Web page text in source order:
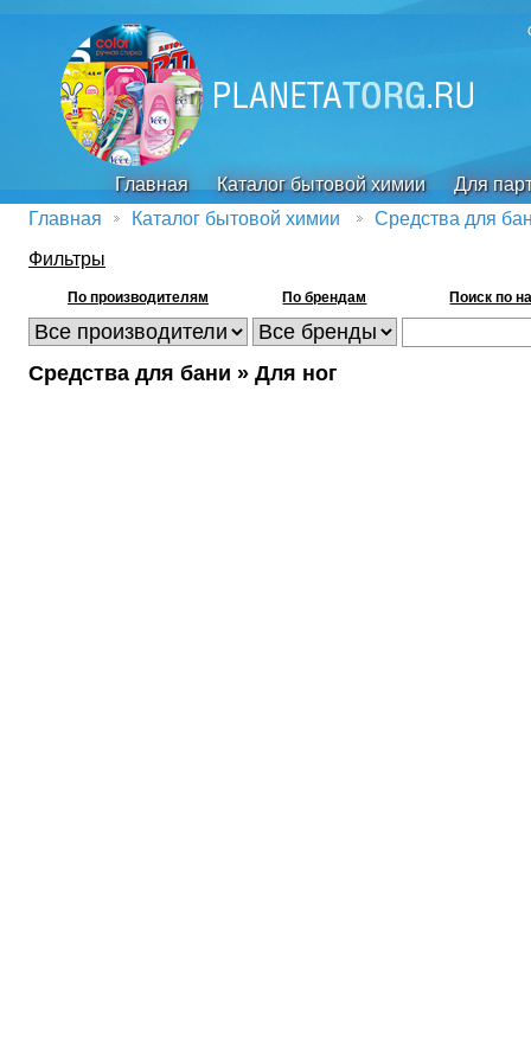
Главная Каталог бытовой химии
Для
Главная
Каталог бытовой химии
Средства для
Фильтры
По производителям По брендам Поиск по
Средства для бани » Для ног